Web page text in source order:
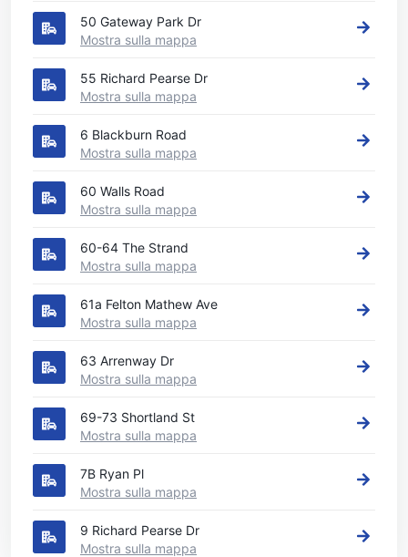
50 Gateway Park Dr
Mostra sulla mappa
55 Richard Pearse Dr
Mostra sulla mappa
6 Blackburn Road
Mostra sulla mappa
60 Walls Road
Mostra sulla mappa
60-64 The Strand
Mostra sulla mappa
61a Felton Mathew Ave
Mostra sulla mappa
63 Arrenway Dr
Mostra sulla mappa
69-73 Shortland St
Mostra sulla mappa
7B Ryan Pl
Mostra sulla mappa
9 Richard Pearse Dr
Mostra sulla mappa